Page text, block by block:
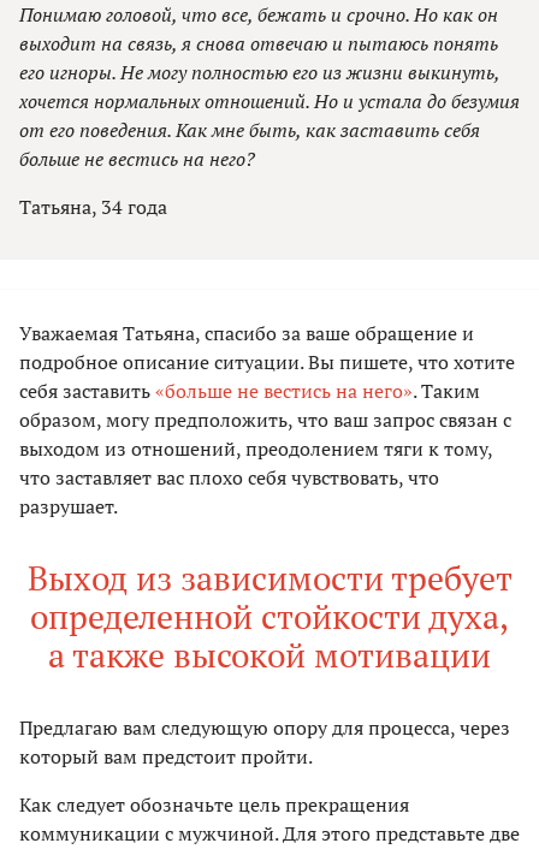
Понимаю головой, что все, бежать и срочно. Но как он
выходит на связь, я снова отвечаю и пытаюсь понять
его игноры. Не могу полностью его из жизни выкинуть,
хочется нормальных отношений. Но и устала до безумия
от его поведения. Как мне быть, как заставить себя
больше не вестись на него?
Татьяна, 34 года
Уважаемая Татьяна, спасибо за ваше обращение и
подробное описание ситуации. Вы пишете, что хотите
себя заставить«больше не вестись на него». Таким
образом, могу предположить, что ваш запрос связан с
выходом из отношений, преодолением тяги к тому,
что заставляет вас плохо себя чувствовать, что
разрушает.
Выход из зависимости требует
определенной стойкости духа,
а также высокой мотивации
Предлагаю вам следующую опору для процесса, через
который вам предстоит пройти.
Как следует обозначьте цель прекращения
коммуникации с мужчиной. Для этого представьте две